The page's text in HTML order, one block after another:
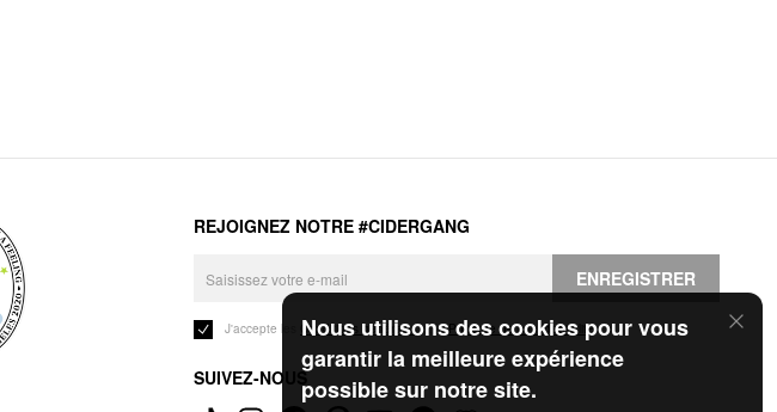
Nous utilisons des cookies pour vous
garantir la meilleure expérience
possible sur notre site.
REJOIGNEZ NOTRE #CIDERGANG
ENREGISTRER
J'accepte les Conditions généraleset laPolitique de confidentialité.
SUIVEZ-NOUS